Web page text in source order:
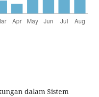
dalam Sistem